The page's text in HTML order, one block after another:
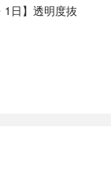
1日】透明度抜